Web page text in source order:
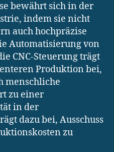
bewährt sich in der
indem sie nicht
auch hochpräzise
Automatisierung von
CNC-Steuerung trägt
Produktion bei,
menschliche
zu einer
in der
dazu bei, Ausschuss
zu